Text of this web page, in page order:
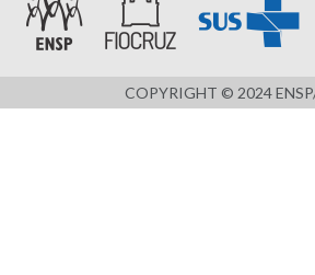
COPYRIGHT © 2024